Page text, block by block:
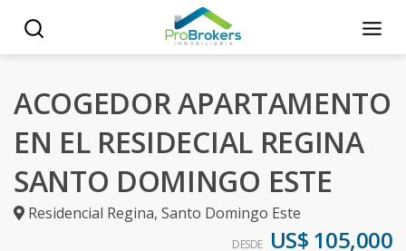
ACOGEDOR APARTAMENTO
EN EL RESIDECIAL REGINA
SANTO DOMINGO ESTE
Residencial Regina, Santo Domingo Este
DESDE US$ 105,000